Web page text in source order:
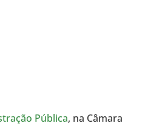
Pública, na Câmara